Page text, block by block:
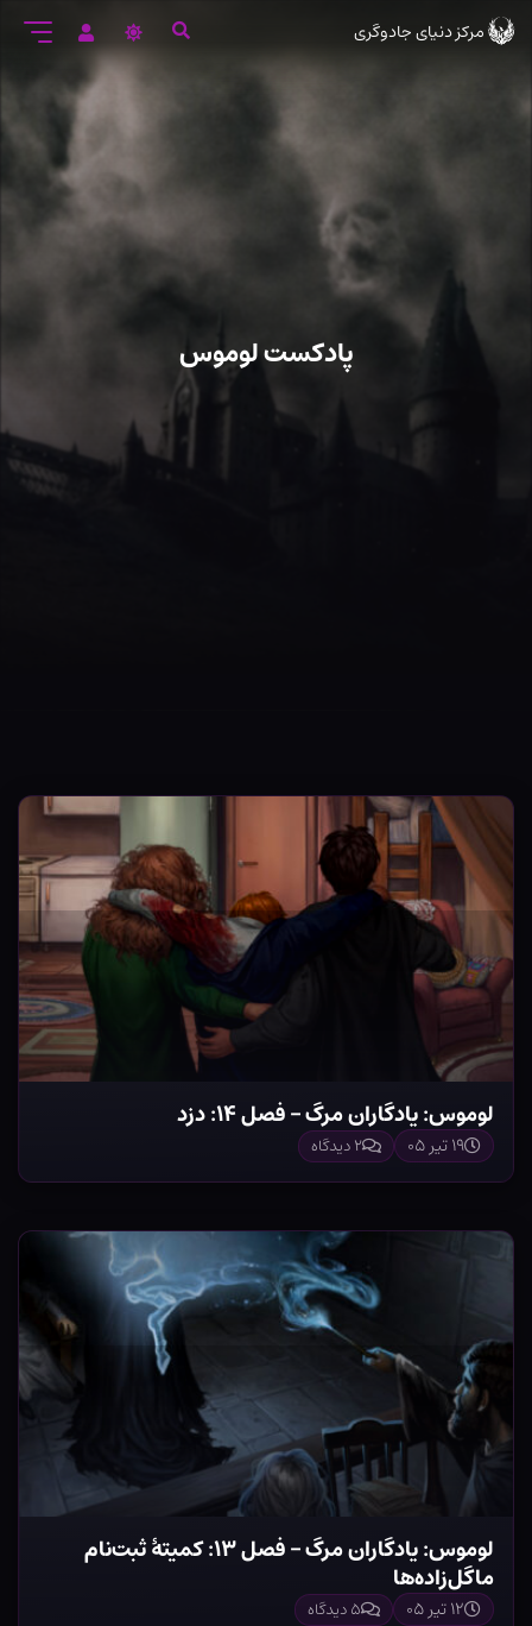
ورود
اصلی
مرکز دنیای جادوگری
پادکست لوموس
لوموس: یادگاران مرگ – فصل ۱۴: دزد
۱۹ تیر ۰۵ ۲ دیدگاه
لوموس: یادگاران مرگ – فصل ۱۳: کمیتهٔ ثبت‌نام
ماگل‌زاده‌ها
۱۲ تیر ۰۵ ۵ دیدگاه